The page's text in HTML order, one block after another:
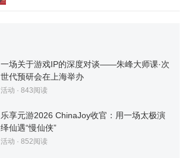
一场关于游戏IP的深度对谈——朱峰大师课·次
世代预研会在上海举办
活动 · 843阅读
乐享元游2026 ChinaJoy收官：用一场太极演
绎仙遇“慢仙侠”
活动 · 852阅读